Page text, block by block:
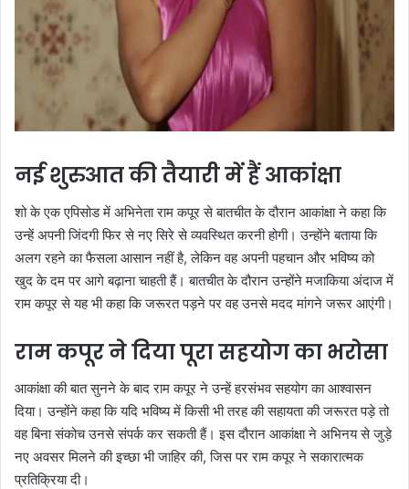
नई शुरुआत की तैयारी में हैं आकांक्षा
शो के एक एपिसोड में अभिनेता राम कपूर से बातचीत के दौरान आकांक्षा ने कहा कि
उन्हें अपनी जिंदगी फिर से नए सिरे से व्यवस्थित करनी होगी। उन्होंने बताया कि
अलग रहने का फैसला आसान नहीं है, लेकिन वह अपनी पहचान और भविष्य को
खुद के दम पर आगे बढ़ाना चाहती हैं। बातचीत के दौरान उन्होंने मजाकिया अंदाज में
राम कपूर से यह भी कहा कि जरूरत पड़ने पर वह उनसे मदद मांगने जरूर आएंगी।
राम कपूर ने दिया पूरा सहयोग का भरोसा
आकांक्षा की बात सुनने के बाद राम कपूर ने उन्हें हरसंभव सहयोग का आश्वासन
दिया। उन्होंने कहा कि यदि भविष्य में किसी भी तरह की सहायता की जरूरत पड़े तो
वह बिना संकोच उनसे संपर्क कर सकती हैं। इस दौरान आकांक्षा ने अभिनय से जुड़े
नए अवसर मिलने की इच्छा भी जाहिर की, जिस पर राम कपूर ने सकारात्मक
प्रतिक्रिया दी।